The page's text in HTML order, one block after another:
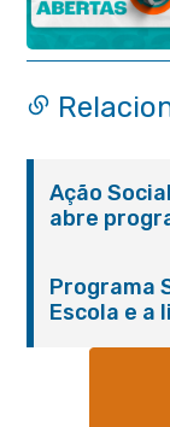
Ação
abre
serviços
Programa
Escola e a